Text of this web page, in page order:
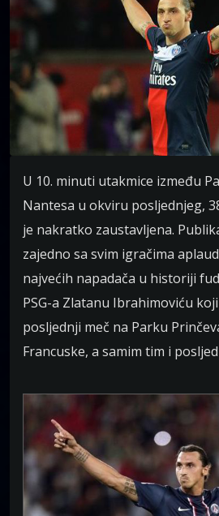
U 10. minuti utakmice između
Nantesa u okviru posljednjeg,
je nakratko zaustavljena.
zajedno sa svim igračima
najvećih napadača u historiji
PSG-a Zlatanu Ibrahimoviću
posljednji meč na Parku
Francuske, a samim tim i